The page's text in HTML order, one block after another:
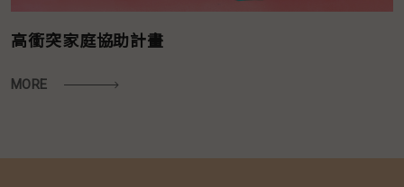
高衝突家庭協助計畫
MORE